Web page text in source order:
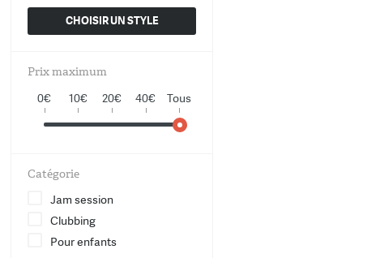
CHOISIR UN STYLE
Prix maximum
0€ 10€ 20€ 40€ Tous
Catégorie
Jam session
Clubbing
Pour enfants